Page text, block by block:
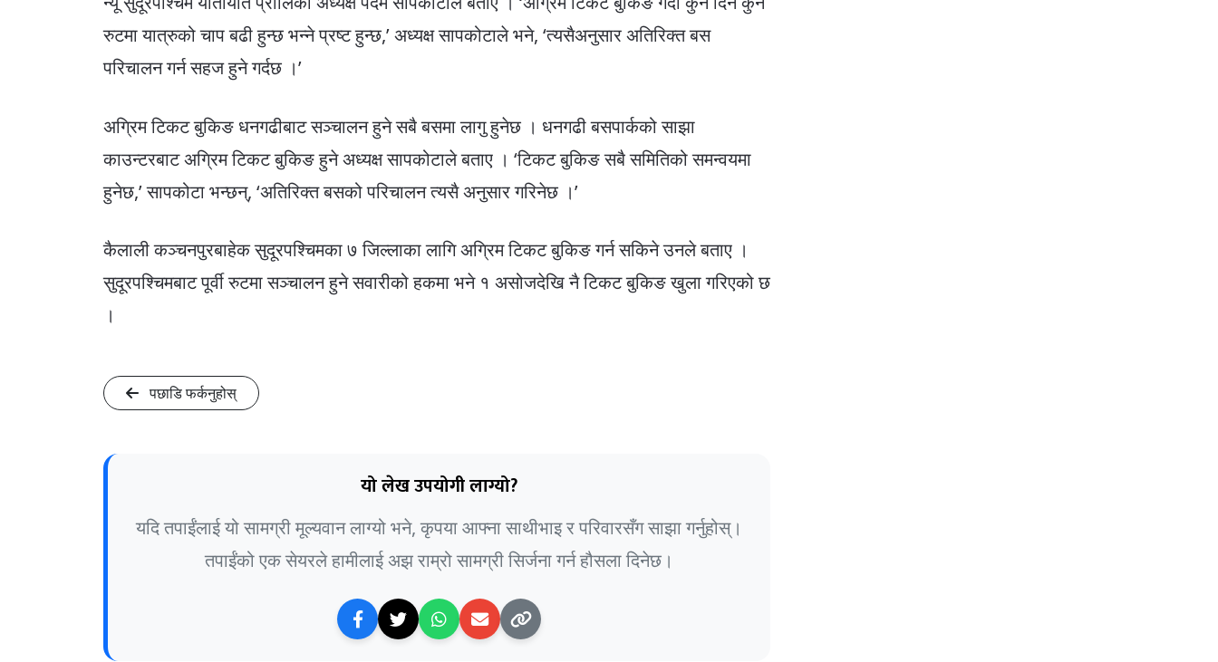
रुटमा यात्रुको चाप बढी हुन्छ भन्ने प्रष्ट हुन्छ,’ अध्यक्ष सापकोटाले भने, ‘त्यसैअनुसार अतिरिक्त बस
परिचालन गर्न सहज हुने गर्दछ ।’
अग्रिम टिकट बुकिङ धनगढीबाट सञ्चालन हुने सबै बसमा लागु हुनेछ । धनगढी बसपार्कको साझा
काउन्टरबाट अग्रिम टिकट बुकिङ हुने अध्यक्ष सापकोटाले बताए । ‘टिकट बुकिङ सबै समितिको समन्वयमा
हुनेछ,’ सापकोटा भन्छन्, ‘अतिरिक्त बसको परिचालन त्यसै अनुसार गरिनेछ ।’
कैलाली कञ्चनपुरबाहेक सुदूरपश्चिमका ७ जिल्लाका लागि अग्रिम टिकट बुकिङ गर्न सकिने उनले बताए ।
सुदूरपश्चिमबाट पूर्वी रुटमा सञ्चालन हुने सवारीको हकमा भने १ असोजदेखि नै टिकट बुकिङ खुला गरिएको छ
।
पछाडि फर्कनुहोस्
यो लेख उपयोगी लाग्यो?
यदि तपाईंलाई यो सामग्री मूल्यवान लाग्यो भने, कृपया आफ्ना साथीभाइ र परिवारसँग साझा गर्नुहोस्।
तपाईंको एक सेयरले हामीलाई अझ राम्रो सामग्री सिर्जना गर्न हौसला दिनेछ।